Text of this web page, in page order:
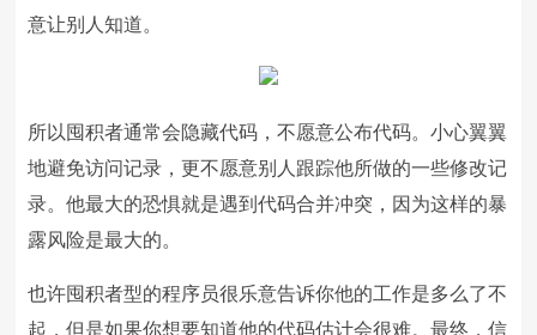
意让别人知道。
所以囤积者通常会隐藏代码，不愿意公布代码。小心翼翼
地避免访问记录，更不愿意别人跟踪他所做的一些修改记
录。他最大的恐惧就是遇到代码合并冲突，因为这样的暴
露风险是最大的。
也许囤积者型的程序员很乐意告诉你他的工作是多么了不
起，但是如果你想要知道他的代码估计会很难。最终，信